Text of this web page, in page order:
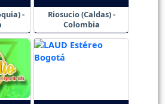
-
Riosucio (Caldas) -
Colombia